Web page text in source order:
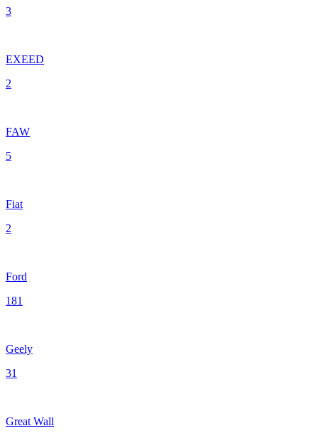
3
EXEED
2
FAW
5
Fiat
2
Ford
181
Geely
31
Great Wall